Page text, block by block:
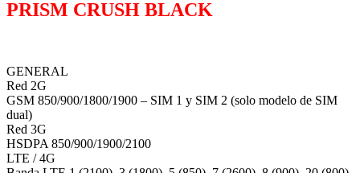
PRISM CRUSH BLACK
GENERAL
Red 2G
GSM 850/900/1800/1900 – SIM 1 y SIM 2 (solo modelo de SIM
dual)
Red 3G
HSDPA 850/900/1900/2100
LTE / 4G